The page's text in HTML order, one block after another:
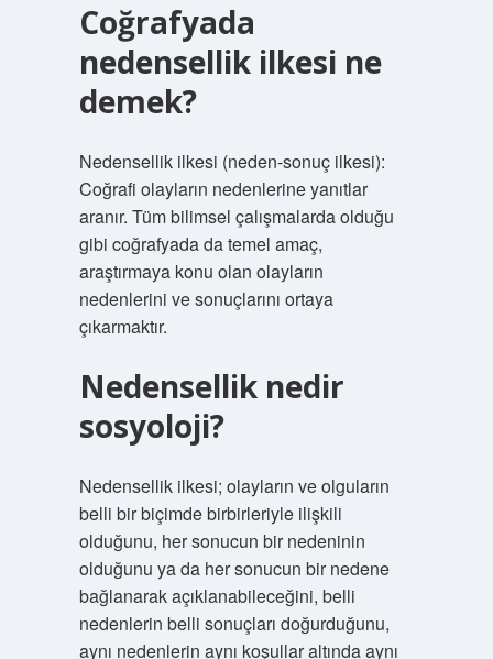
Coğrafyada
nedensellik ilkesi ne
demek?
Nedensellik ilkesi (neden-sonuç ilkesi):
Coğrafi olayların nedenlerine yanıtlar
aranır. Tüm bilimsel çalışmalarda olduğu
gibi coğrafyada da temel amaç,
araştırmaya konu olan olayların
nedenlerini ve sonuçlarını ortaya
çıkarmaktır.
Nedensellik nedir
sosyoloji?
Nedensellik ilkesi; olayların ve olguların
belli bir biçimde birbirleriyle ilişkili
olduğunu, her sonucun bir nedeninin
olduğunu ya da her sonucun bir nedene
bağlanarak açıklanabileceğini, belli
nedenlerin belli sonuçları doğurduğunu,
aynı nedenlerin aynı koşullar altında aynı